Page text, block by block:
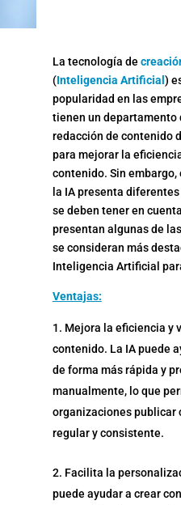
La tecnología de
(Inteligencia Artificial )
popularidad en las
tienen un departamento
redacción de contenido
para mejorar la
contenido. Sin
la IA presenta
se deben tener en
presentan algunas de
se consideran más
Inteligencia Artificial
Ventajas:
Mejora la eficiencia y
contenido. La IA puede
de forma más rápida y
manualmente, lo que
organizaciones publicar
regular y consistente.
Facilita la
puede ayudar a crear